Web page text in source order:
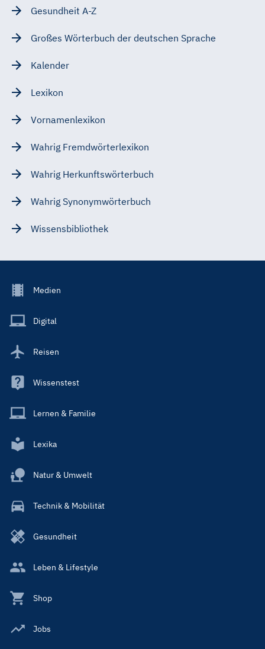
Gesundheit A-Z
Großes Wörterbuch der deutschen Sprache
Kalender
Lexikon
Vornamenlexikon
Wahrig Fremdwörterlexikon
Wahrig Herkunftswörterbuch
Wahrig Synonymwörterbuch
Wissensbibliothek
Footer
Main
Medien
Digital
Reisen
Wissenstest
Lernen & Familie
Lexika
Natur & Umwelt
Technik & Mobilität
Gesundheit
Leben & Lifestyle
Shop
Jobs